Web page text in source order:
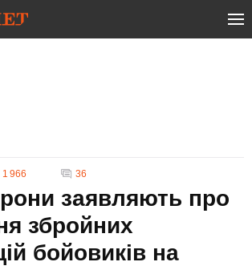
1 966 36
заявляють про
збройних
бойовиків на